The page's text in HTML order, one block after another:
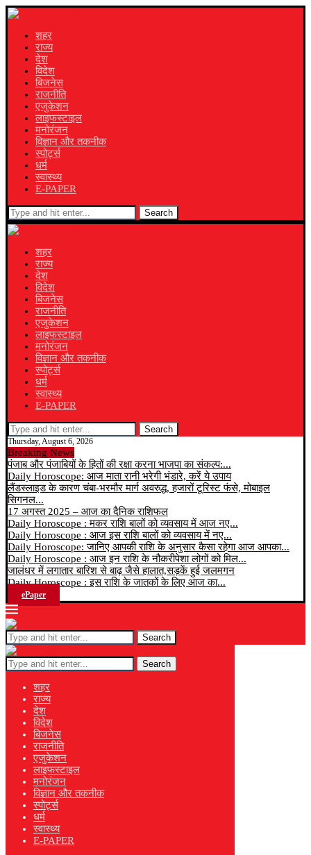
शहर
राज्य
देश
विदेश
बिजनेस
राजनीति
एजुकेशन
लाइफस्टाइल
मनोरंजन
विज्ञान और तकनीक
स्पोर्ट्स
धर्म
स्वास्थ्य
E-PAPER
Search
शहर
राज्य
देश
विदेश
बिजनेस
राजनीति
एजुकेशन
लाइफस्टाइल
मनोरंजन
विज्ञान और तकनीक
स्पोर्ट्स
धर्म
स्वास्थ्य
E-PAPER
Search
Thursday, August 6, 2026
Breaking News
पंजाब और पंजाबियों के हितों की रक्षा करना भाजपा का संकल्प:...
Daily Horoscope: आज माता रानी भरेगी भंडारे, करें ये उपाय
लैंडस्लाइड के कारण चंबा-भरमौर मार्ग अवरुद्ध, हजारों टूरिस्ट फंसे, मोबाइल
सिगनल...
17 अगस्त 2025 – आज का दैनिक राशिफल
Daily Horoscope : मकर राशि बालों को व्यवसाय में आज नए...
Daily Horoscope : आज इस राशि बालों को व्यवसाय में नए...
Daily Horoscope: जानिए आपकी राशि के अनुसार कैसा रहेगा आज आपका...
Daily Horoscope : आज इन राशि के नौकरीपेशा लोगों को मिल...
जालंधर में लगातार बारिश से बाढ़ जैसे हालात,सड़कें हुई जलमगन
Daily Horoscope : इस राशि के जातकों के लिए आज का...
ePaper
Search
Search
शहर
राज्य
देश
विदेश
बिजनेस
राजनीति
एजुकेशन
लाइफस्टाइल
मनोरंजन
विज्ञान और तकनीक
स्पोर्ट्स
धर्म
स्वास्थ्य
E-PAPER